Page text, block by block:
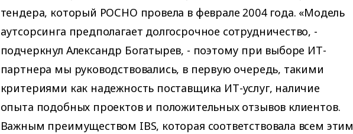
тендера, который РОСНО провела в феврале 2004 года. «Модель
аутсорсинга предполагает долгосрочное сотрудничество, -
подчеркнул Александр Богатырев, - поэтому при выборе ИТ-
партнера мы руководствовались, в первую очередь, такими
критериями как надежность поставщика ИТ-услуг, наличие
опыта подобных проектов и положительных отзывов клиентов.
Важным преимуществом IBS, которая соответствовала всем этим